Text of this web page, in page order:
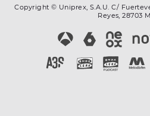
Copyright © Uniprex, S.A.U. C/
Reyes, 28703